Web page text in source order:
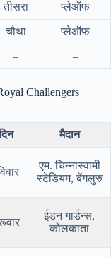
तीसरा प्लेऑफ
चौथा प्लेऑफ
– –
Challengers
मैदान
एम. चिन्नास्वामी
स्टेडियम, बेंगलुरु
ईडन गार्डन्स,
कोलकाता